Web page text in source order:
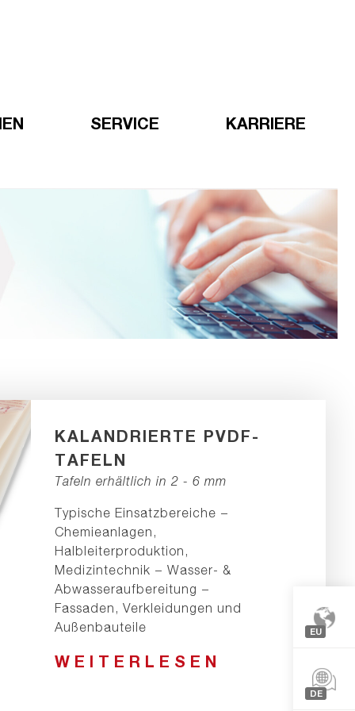
SERVICE KARRIERE
EU
DE
KALANDRIERTE PVDF-
TAFELN
Tafeln erhältlich in 2 - 6 mm
Typische Einsatzbereiche −
Chemieanlagen,
Halbleiterproduktion,
Medizintechnik − Wasser- &
Abwasseraufbereitung −
Fassaden, Verkleidungen und
Außenbauteile
WEITERLESEN